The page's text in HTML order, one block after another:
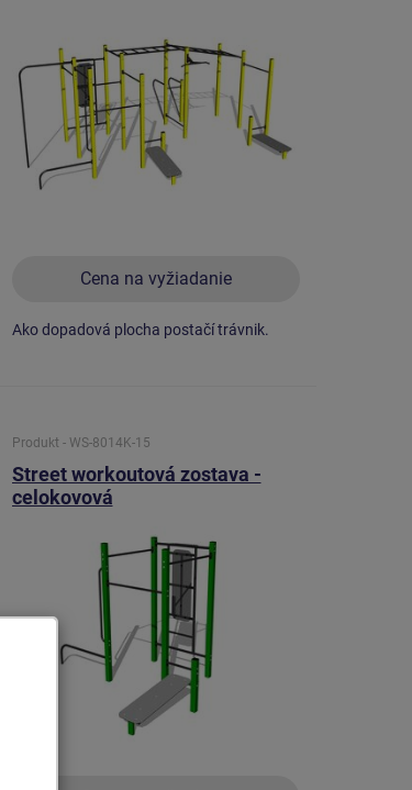
Cena na vyžiadanie
Ako dopadová plocha postačí trávnik.
Produkt - WS-8014K-15
Street workoutová zostava -
celokovová